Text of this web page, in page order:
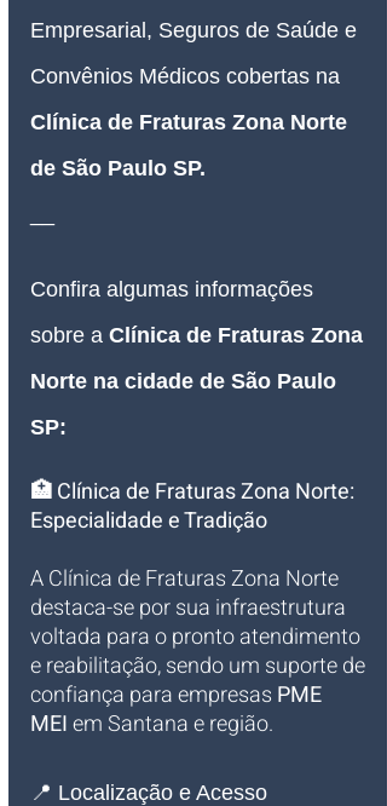
Empresarial, Seguros de Saúde e
Convênios Médicos cobertas na
Clínica de Fraturas Zona Norte
de São Paulo SP.
Confira algumas informações
sobre a Clínica de Fraturas Zona
Norte na cidade de São Paulo
SP:
🏥 Clínica de Fraturas Zona Norte:
Especialidade e Tradição
A Clínica de Fraturas Zona Norte
destaca-se por sua infraestrutura
voltada para o pronto atendimento
e reabilitação, sendo um suporte de
confiança para empresas PME
MEI em Santana e região.
📍 Localização e Acesso